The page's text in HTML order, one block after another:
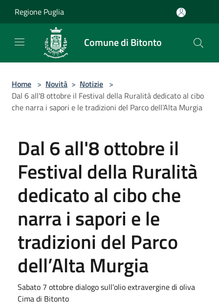
Regione Puglia
Comune di Bitonto
Home > Novità > Notizie >
Dal 6 all'8 ottobre il Festival della Ruralità dedicato al cibo
che narra i sapori e le tradizioni del Parco dell’Alta Murgia
Dal 6 all'8 ottobre il
Festival della Ruralità
dedicato al cibo che
narra i sapori e le
tradizioni del Parco
dell’Alta Murgia
Sabato 7 ottobre dialogo sull’olio extravergine di oliva
Cima di Bitonto